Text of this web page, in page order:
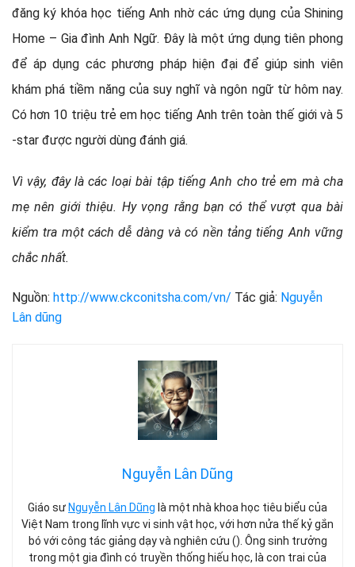
đăng ký khóa học tiếng Anh nhờ các ứng dụng của Shining
Home – Gia đình Anh Ngữ. Đây là một ứng dụng tiên phong
để áp dụng các phương pháp hiện đại để giúp sinh viên
khám phá tiềm năng của suy nghĩ và ngôn ngữ từ hôm nay.
Có hơn 10 triệu trẻ em học tiếng Anh trên toàn thế giới và 5
-star được người dùng đánh giá.
Vì vậy, đây là các loại bài tập tiếng Anh cho trẻ em mà cha
mẹ nên giới thiệu. Hy vọng rằng bạn có thể vượt qua bài
kiểm tra một cách dễ dàng và có nền tảng tiếng Anh vững
chắc nhất.
Nguồn: http://www.ckconitsha.com/vn/ Tác giả: Nguyễn
Lân dũng
Nguyễn Lân Dũng
Giáo sư Nguyễn Lân Dũng là một nhà khoa học tiêu biểu của
Việt Nam trong lĩnh vực vi sinh vật học, với hơn nửa thế kỷ gắn
bó với công tác giảng dạy và nghiên cứu (). Ông sinh trưởng
trong một gia đình có truyền thống hiếu học, là con trai của